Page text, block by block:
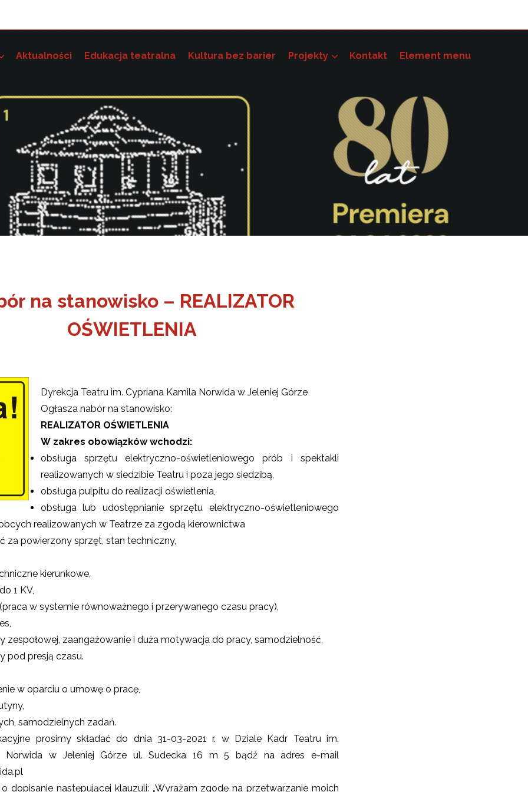
Aktualności Edukacja teatralna Kultura bez barier Projekty
szkoleniowo-grantowe
dostępność instytucji kultury i wdrażania standardów dostępności
Kontakt Element menu
na stanowisko – REALIZATOR
OŚWIETLENIA
Dyrekcja Teatru im. Cypriana Kamila Norwida w Jeleniej Górze
Ogłasza nabór na stanowisko:
REALIZATOR OŚWIETLENIA
W zakres obowiązków wchodzi:
obsługa sprzętu elektryczno-oświetleniowego prób i spektakli
realizowanych w siedzibie Teatru i poza jego siedzibą,
obsługa pulpitu do realizacji oświetlenia,
obsługa lub udostępnianie sprzętu elektryczno-oświetleniowego
realizowanych w Teatrze za zgodą kierownictwa
za powierzony sprzęt, stan techniczny,
kierunkowe,
1 KV,
w systemie równoważnego i przerywanego czasu pracy),
zespołowej, zaangażowanie i duża motywacja do pracy, samodzielność,
pod presją czasu.
w oparciu o umowę o pracę,
samodzielnych zadań.
prosimy składać do dnia 31-03-2021 r. w Dziale Kadr Teatru im.
Norwida w Jeleniej Górze ul. Sudecka 16 m 5 bądź na adres e-mail
następującej klauzuli: „Wyrażam zgodę na przetwarzanie moich